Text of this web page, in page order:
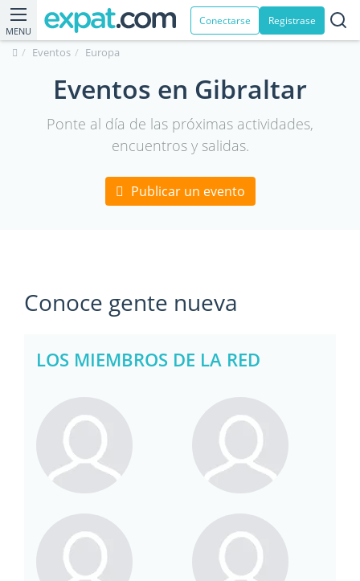
MENU
Conectarse Registrase
Eventos Europa
Eventos en Gibraltar
Ponte al día de las próximas actividades,
encuentros y salidas.
Publicar un evento
Conoce gente nueva
LOS MIEMBROS DE LA RED